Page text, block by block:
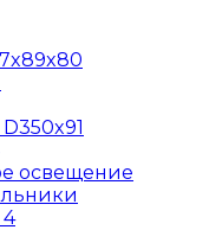
освещение
4